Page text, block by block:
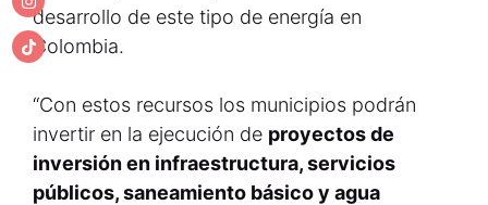
desarrollo de este tipo de energía en
Colombia.
“Con estos recursos los municipios podrán
invertir en la ejecución de proyectos de
inversión en infraestructura, servicios
públicos, saneamiento básico y agua